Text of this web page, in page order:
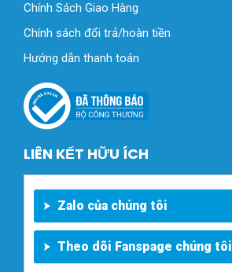
Chính Sách Giao Hàng
Chính sách đổi trả/hoàn tiền
Hướng dẫn thanh toán
LIÊN KẾT HỮU ÍCH
Zalo của chúng tôi
Theo dõi Fanspage chúng tôi